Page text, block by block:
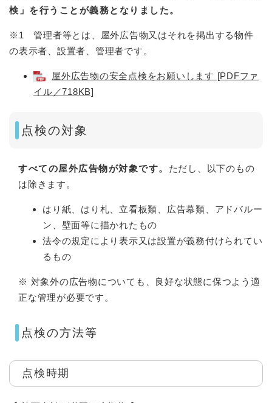
検」を行うことが義務となりました。
※1 管理者等とは、屋外広告物又はそれを掲出する物件
の表示者、設置者、管理者です。
屋外広告物の安全点検をお願いします [PDFファ
イル／718KB]
点検の対象
すべての屋外広告物が対象です。 ただし、以下のもの
は除きます。
はり紙、はり札、立看板類、広告幕類、アドバルー
ン、壁面等に描かれたもの
法令の規定により表示又は設置が義務付けられてい
るもの
※ 対象外の広告物についても、良好な状態に保つよう適
正な管理が必要です。
点検の方法等
点検時期